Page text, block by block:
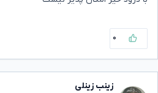
۰
زینب زینلی